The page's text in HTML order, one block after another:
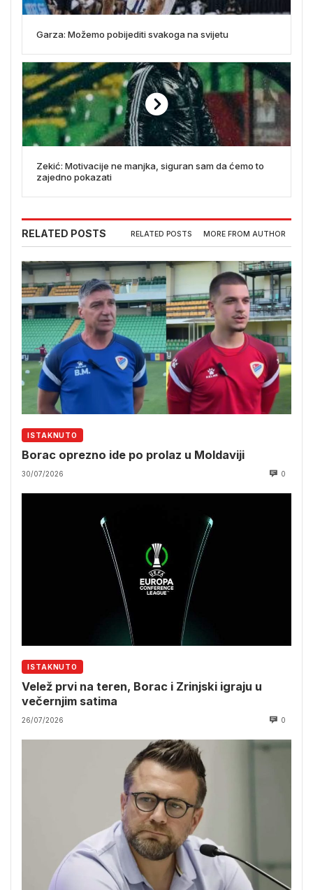
Garza: Možemo pobijediti svakoga na svijetu
Zekić: Motivacije ne manjka, siguran sam da ćemo to
zajedno pokazati
RELATED POSTS RELATED POSTS MORE FROM AUTHOR
ISTAKNUTO
Borac oprezno ide po prolaz u Moldaviji
30/07/2026 0
ISTAKNUTO
Velež prvi na teren, Borac i Zrinjski igraju u
večernjim satima
26/07/2026 0